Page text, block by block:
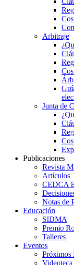
Arbitraje
Junta de
Publicaciones
Revista
Artículos
CEDCA
Notas de
Educación
SIDMA
Premio
Talleres
Eventos
Próximos
Videoteca